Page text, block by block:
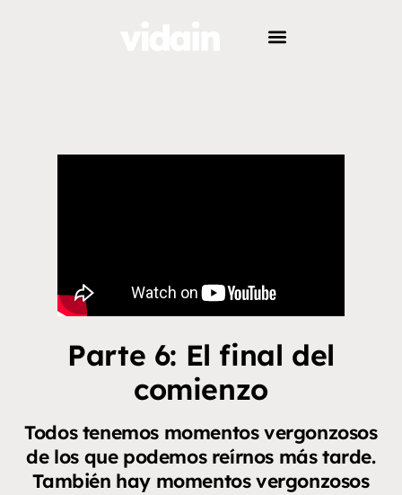
Parte 6: El final del
comienzo
Todos tenemos momentos vergonzosos
de los que podemos reírnos más tarde.
También hay momentos vergonzosos